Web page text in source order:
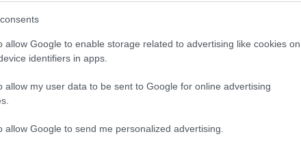
allow Google to enable storage related to advertising like cookies on
identifiers in apps.
allow my user data to be sent to Google for online advertising
allow Google to send me personalized advertising.
unisce movimento, luce naturale e
controllo motorio
struttura chiara: riscaldamento mirato,
consigli suidratazione
e casi particolari per adattare la